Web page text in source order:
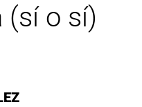
(sí o sí)